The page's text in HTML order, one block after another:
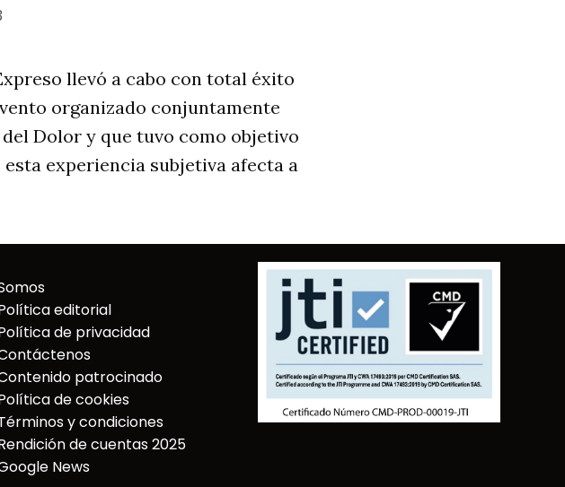
llevó a cabo con total éxito
organizado conjuntamente
Dolor y que tuvo como objetivo
experiencia subjetiva afecta a
editorial
de privacidad
patrocinado
de cookies
y condiciones
de cuentas 2025
News